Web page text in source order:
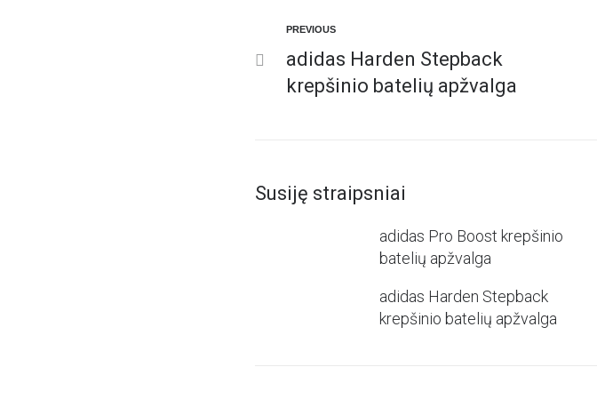
PREVIOUS
adidas Harden Stepback
krepšinio batelių apžvalga
Susiję straipsniai
adidas Pro Boost krepšinio
batelių apžvalga
adidas Harden Stepback
krepšinio batelių apžvalga